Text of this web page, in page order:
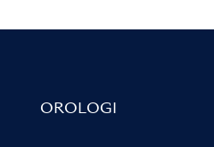
OROLOGI